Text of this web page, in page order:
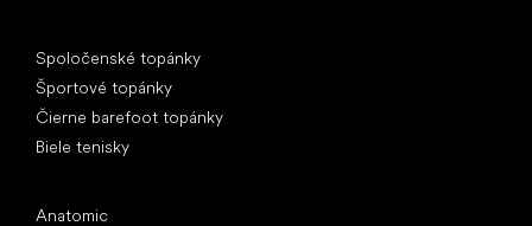
Spoločenské topánky
Športové topánky
Čierne barefoot topánky
Biele tenisky
Anatomic